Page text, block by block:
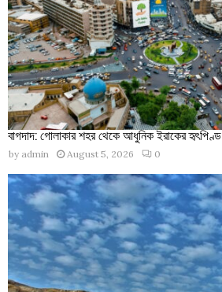
বাগদাদ: গোলাকার শহর থেকে আধুনিক ইরাকের হৃৎপিণ্ড
by admin August 5, 2026 0